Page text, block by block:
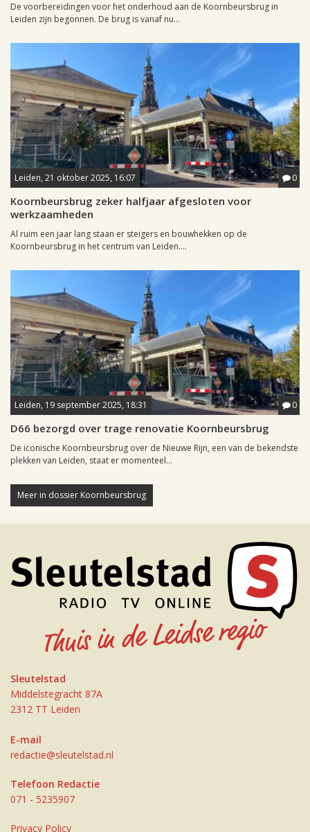
De voorbereidingen voor het onderhoud aan de Koornbeursbrug in
Leiden zijn begonnen. De brug is vanaf nu...
Leiden, 21 oktober 2025, 16:07 0
Koornbeursbrug zeker halfjaar afgesloten voor
werkzaamheden
Al ruim een jaar lang staan er steigers en bouwhekken op de
Koornbeursbrug in het centrum van Leiden....
Leiden, 19 september 2025, 18:31 0
D66 bezorgd over trage renovatie Koornbeursbrug
De iconische Koornbeursbrug over de Nieuwe Rijn, een van de bekendste
plekken van Leiden, staat er momenteel...
Meer in dossier Koornbeursbrug
Sleutelstad
Middelstegracht 87A
2312 TT Leiden
E-mail
redactie@sleutelstad.nl
Telefoon Redactie
071 - 5235907
Privacy Policy